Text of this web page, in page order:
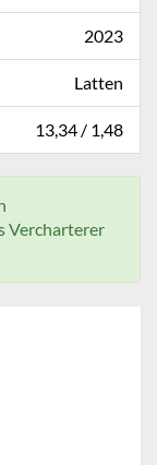
2023
Latten
13,34 / 1,48
Vercharterer